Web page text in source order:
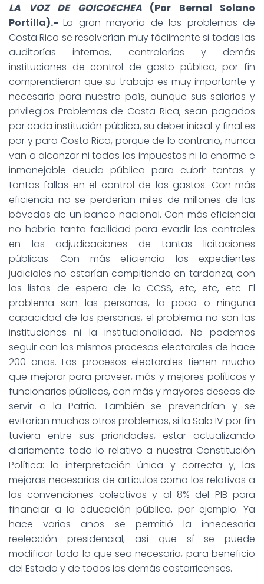
LA VOZ DE GOICOECHEA(Por Bernal Solano
Portilla).-La gran mayoría de los problemas de
Costa Rica se resolverían muy fácilmente si todas las
auditorías internas, contralorías y demás
instituciones de control de gasto público, por fin
comprendieran que su trabajo es muy importante y
necesario para nuestro país, aunque sus salarios y
privilegios Problemas de Costa Rica, sean pagados
por cada institución pública, su deber inicial y final es
por y para Costa Rica, porque de lo contrario, nunca
van a alcanzar ni todos los impuestos ni la enorme e
inmanejable deuda pública para cubrir tantas y
tantas fallas en el control de los gastos. Con más
eficiencia no se perderían miles de millones de las
bóvedas de un banco nacional. Con más eficiencia
no habría tanta facilidad para evadir los controles
en las adjudicaciones de tantas licitaciones
públicas. Con más eficiencia los expedientes
judiciales no estarían compitiendo en tardanza, con
las listas de espera de la CCSS, etc, etc, etc. El
problema son las personas, la poca o ninguna
capacidad de las personas, el problema no son las
instituciones ni la institucionalidad. No podemos
seguir con los mismos procesos electorales de hace
200 años. Los procesos electorales tienen mucho
que mejorar para proveer, más y mejores políticos y
funcionarios públicos, con más y mayores deseos de
servir a la Patria. También se prevendrían y se
evitarían muchos otros problemas, si la Sala IV por fin
tuviera entre sus prioridades, estar actualizando
diariamente todo lo relativo a nuestra Constitución
Política: la interpretación única y correcta y, las
mejoras necesarias de artículos como los relativos a
las convenciones colectivas y al 8% del PIB para
financiar a la educación pública, por ejemplo. Ya
hace varios años se permitió la innecesaria
reelección presidencial, así que sí se puede
modificar todo lo que sea necesario, para beneficio
del Estado y de todos los demás costarricenses.